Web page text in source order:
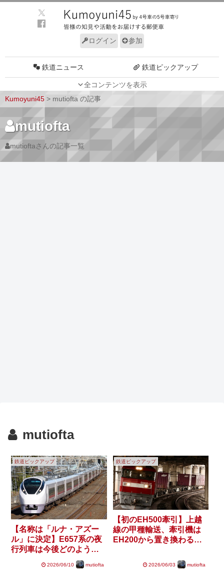
ログイン 参加
全コンテンツを表示
鉄道ニュース 鉄道ピックアップ
車両技術 路線探訪
ルール
Kumoyuni45 > mutiofta の記事
mutiofta
mutioftaさんの記事一覧
mutiofta
鉄道ピックアップ
【名称は「ルナ・アズー
ル」に決定】E657系の夜
行列車は今後どのような
運行形態が生まれるの
2026/06/10 mutiofta
鉄道ピックアップ
【初のEH500牽引】上越
線の甲種輸送、牽引機は
EH200から置き換わるの
2026/06/03 mutiofta